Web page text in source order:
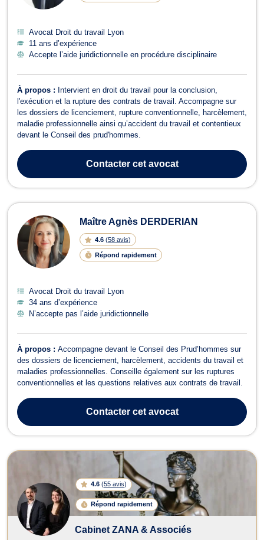
Avocat Droit du travail Lyon
11 ans d’expérience
Accepte l’aide juridictionnelle en procédure disciplinaire
À propos : Intervient en droit du travail pour la conclusion,
l'exécution et la rupture des contrats de travail. Accompagne sur
les dossiers de licenciement, rupture conventionnelle, harcèlement,
maladie professionnelle ainsi qu’accident du travail et contentieux
devant le Conseil des prud'hommes.
Contactercet avocat
Maître Agnès DERDERIAN
4.6 (58 avis)
Répond rapidement
Avocat Droit du travail Lyon
34 ans d’expérience
N’accepte pas l’aide juridictionnelle
À propos : Accompagne devant le Conseil des Prud’hommes sur
des dossiers de licenciement, harcèlement, accidents du travail et
maladies professionnelles. Conseille également sur les ruptures
conventionnelles et les questions relatives aux contrats de travail.
Contactercet avocat
4.6 (55 avis)
Répond rapidement
Cabinet ZANA & Associés